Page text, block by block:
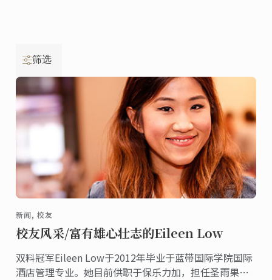
筛选
新闻, 校友
校友风采/富有雄心壮志的Eileen Low
双料冠军Eileen Low于2012年毕业于蓝带国际学院国际
酒店管理专业。她目前供职于保乐力加，担任圣雨果